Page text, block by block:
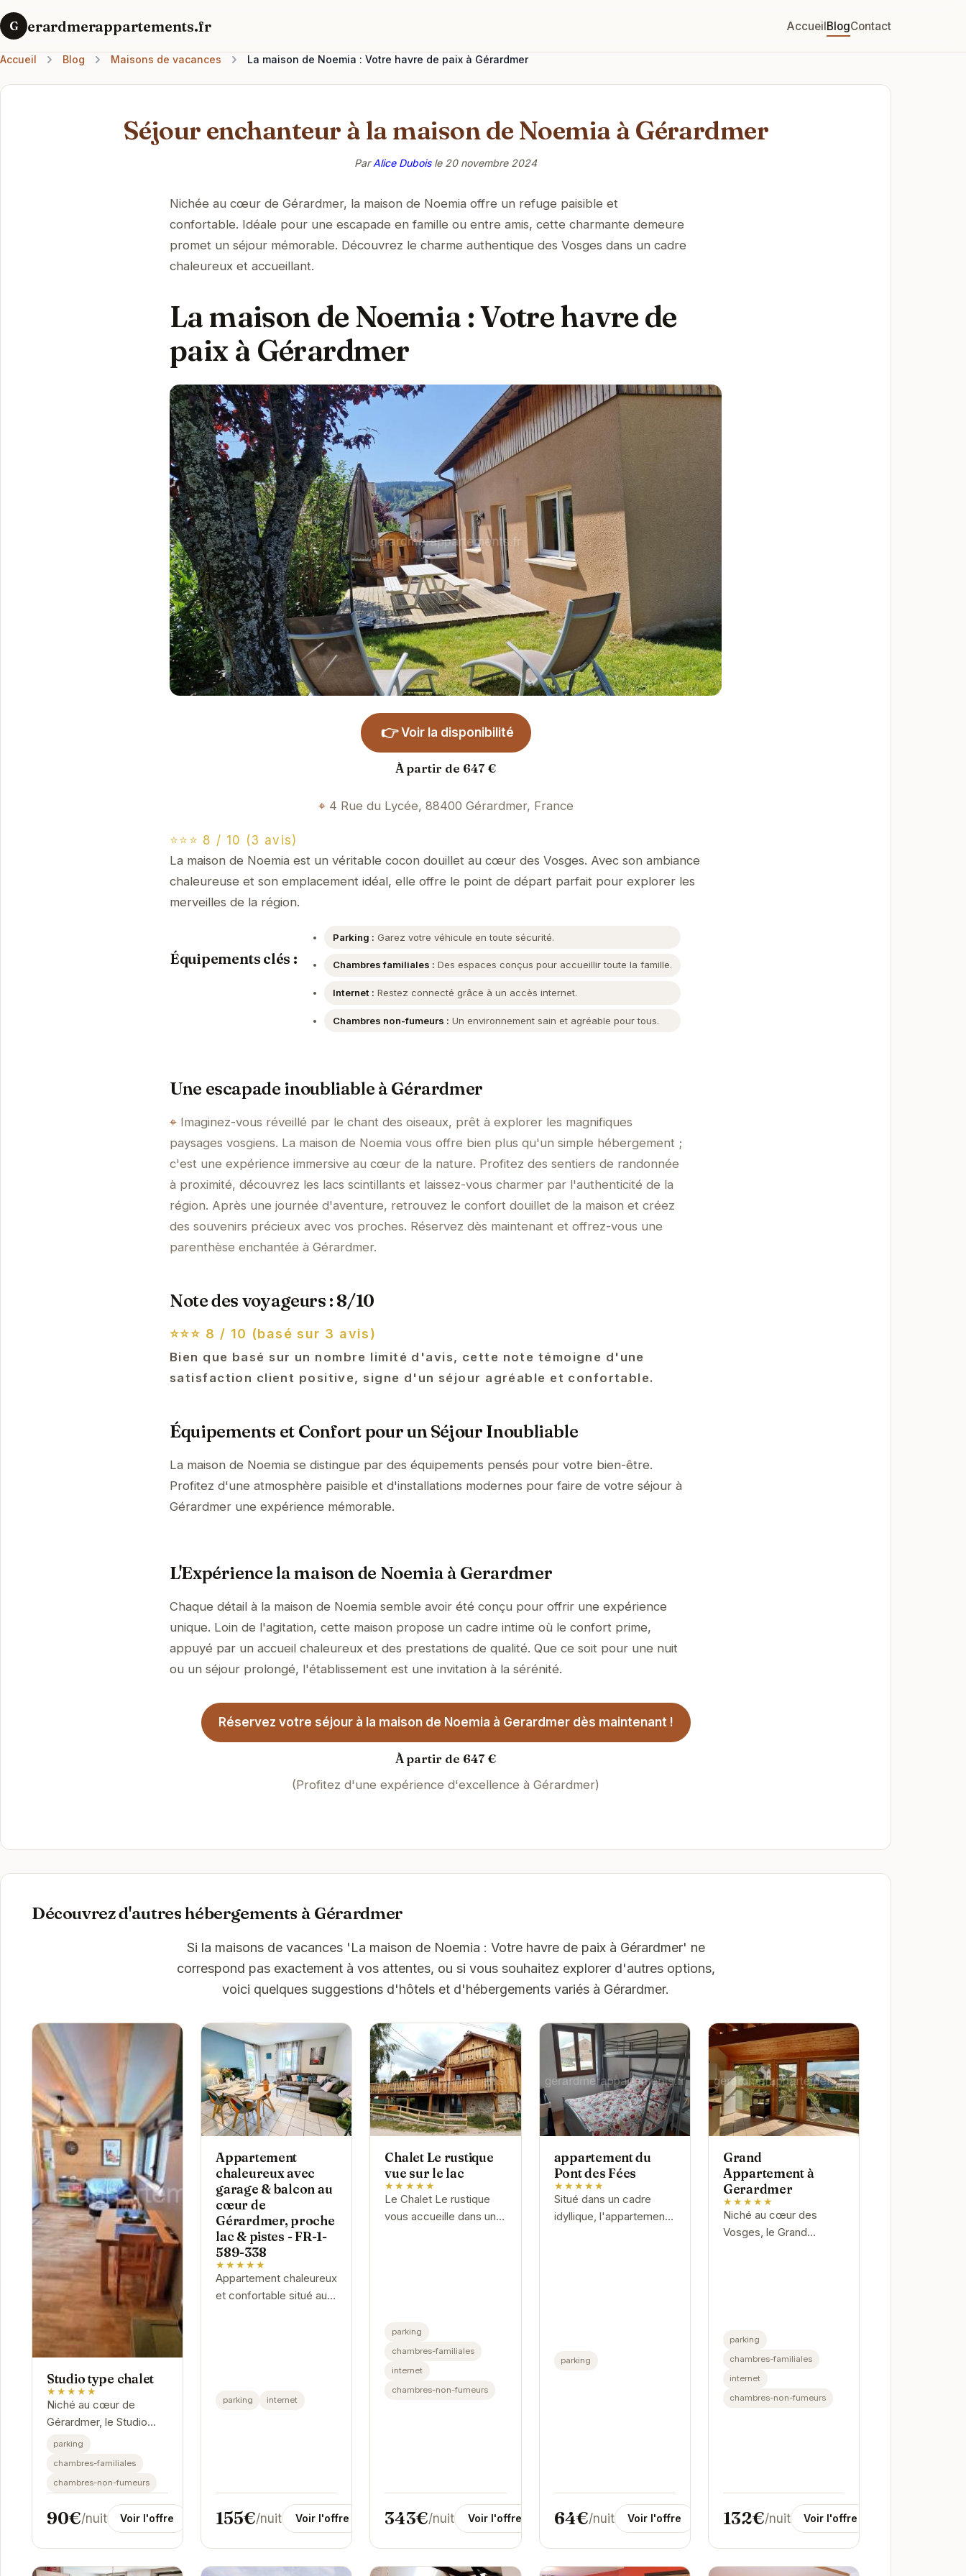
G erardmerappartements.fr AccueilBlogContact
Accueil Blog Maisons de vacances La maison de Noemia : Votre havre de paix à Gérardmer
Séjour enchanteur à la maison de Noemia à Gérardmer
ParAlice Duboisle 20 novembre 2024
Nichée au cœur de Gérardmer, la maison de Noemia offre un refuge paisible et
confortable. Idéale pour une escapade en famille ou entre amis, cette charmante demeure
promet un séjour mémorable. Découvrez le charme authentique des Vosges dans un cadre
chaleureux et accueillant.
La maison de Noemia : Votre havre de
paix à Gérardmer
👉 Voir la disponibilité
À partir de 647 €
4 Rue du Lycée, 88400 Gérardmer, France
⭐⭐⭐ 8 / 10 (3 avis)
La maison de Noemia est un véritable cocon douillet au cœur des Vosges. Avec son ambiance
chaleureuse et son emplacement idéal, elle offre le point de départ parfait pour explorer les
merveilles de la région.
Équipements clés :
Parking : Garez votre véhicule en toute sécurité.
Chambres familiales : Des espaces conçus pour accueillir toute la famille.
Internet : Restez connecté grâce à un accès internet.
Chambres non-fumeurs : Un environnement sain et agréable pour tous.
Une escapade inoubliable à Gérardmer
Imaginez-vous réveillé par le chant des oiseaux, prêt à explorer les magnifiques
paysages vosgiens. La maison de Noemia vous offre bien plus qu'un simple hébergement ;
c'est une expérience immersive au cœur de la nature. Profitez des sentiers de randonnée
à proximité, découvrez les lacs scintillants et laissez-vous charmer par l'authenticité de la
région. Après une journée d'aventure, retrouvez le confort douillet de la maison et créez
des souvenirs précieux avec vos proches. Réservez dès maintenant et offrez-vous une
parenthèse enchantée à Gérardmer.
Note des voyageurs : 8/10
⭐⭐⭐ 8 / 10 (basé sur 3 avis)
Bien que basé sur un nombre limité d'avis, cette note témoigne d'une
satisfaction client positive, signe d'un séjour agréable et confortable.
Équipements et Confort pour un Séjour Inoubliable
La maison de Noemia se distingue par des équipements pensés pour votre bien-être.
Profitez d'une atmosphère paisible et d'installations modernes pour faire de votre séjour à
Gérardmer une expérience mémorable.
L'Expérience la maison de Noemia à Gerardmer
Chaque détail à la maison de Noemia semble avoir été conçu pour offrir une expérience
unique. Loin de l'agitation, cette maison propose un cadre intime où le confort prime,
appuyé par un accueil chaleureux et des prestations de qualité. Que ce soit pour une nuit
ou un séjour prolongé, l'établissement est une invitation à la sérénité.
Réservez votre séjour à la maison de Noemia à Gerardmer dès maintenant !
À partir de 647 €
(Profitez d'une expérience d'excellence à Gérardmer)
Découvrez d'autres hébergements à Gérardmer
Si la maisons de vacances 'La maison de Noemia : Votre havre de paix à Gérardmer' ne
correspond pas exactement à vos attentes, ou si vous souhaitez explorer d'autres options,
voici quelques suggestions d'hôtels et d'hébergements variés à Gérardmer.
Studio type chalet
★★★★★
Niché au cœur de
Gérardmer, le Studio
type chalet offre un
nature et des grands
espaces. Son...
parking
chambres-familiales
chambres-non-fumeurs
90€/nuit Voir l'offre
Appartement
chaleureux avec
garage & balcon au
cœur de
Gérardmer, proche
lac & pistes - FR-1-
589-338
★★★★★
Appartement chaleureux
et confortable situé au
parking internet
155€/nuit Voir l'offre
Chalet Le rustique
vue sur le lac
★★★★★
Le Chalet Le rustique
vous accueille dans un
parking
chambres-familiales
internet
chambres-non-fumeurs
343€/nuit Voir l'offre
appartement du
Pont des Fées
★★★★★
Situé dans un cadre
idyllique, l'appartement
parking
64€/nuit Voir l'offre
Grand
Appartement à
Gerardmer
★★★★★
Niché au cœur des
Vosges, le Grand
parking
chambres-familiales
internet
chambres-non-fumeurs
132€/nuit Voir l'offre